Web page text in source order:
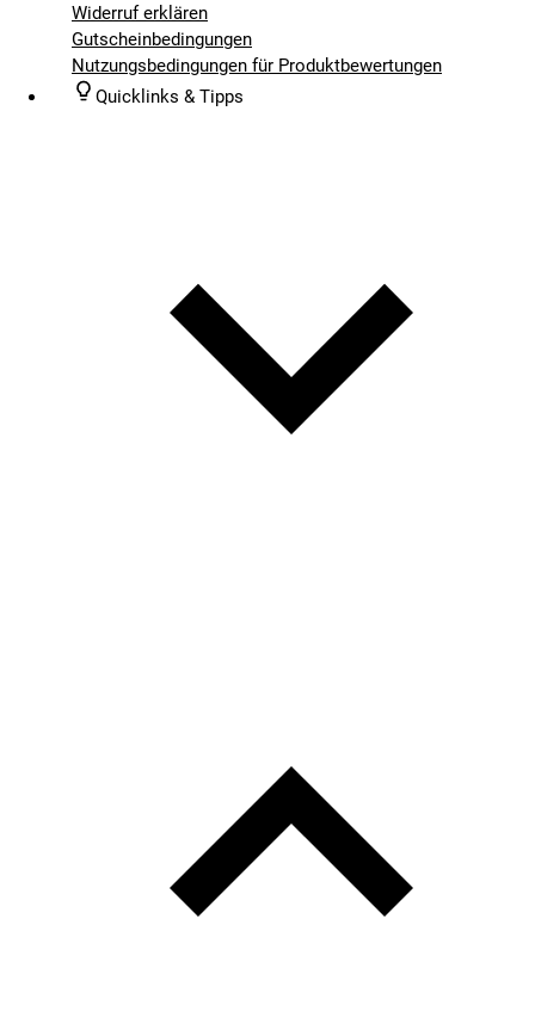
Widerruf erklären
Gutscheinbedingungen
Nutzungsbedingungen für Produktbewertungen
Quicklinks & Tipps